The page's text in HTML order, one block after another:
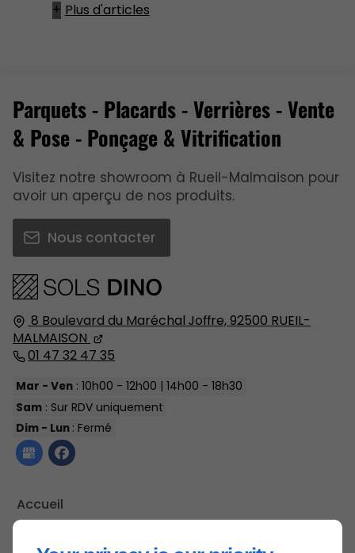
Plus d'articles
8 Boulevard du Maréchal Joffre,92500 RUEIL-
MALMAISON
01 47 32 47 35
Mar - Ven : 10h00 - 12h00 | 14h00 - 18h30
Sam : Sur RDV uniquement
Dim - Lun : Fermé
Accueil
Parquets - Placards - Verrières - Vente
& Pose - Ponçage & Vitrification
Visitez notre showroom à Rueil-Malmaison pour
avoir un aperçu de nos produits.
Nous contacter